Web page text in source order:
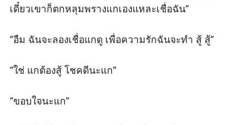
เดี๋ยวเขาก็ตกหลุมพรางแกเองแหละเชื่อฉัน”
“อืม ฉันจะลองเชื่อแกดู เพื่อความรักฉันจะทำ สู้ สู้”
“ใช่ แกต้องสู้ โชคดีนะแก”
“ขอบใจนะแก”